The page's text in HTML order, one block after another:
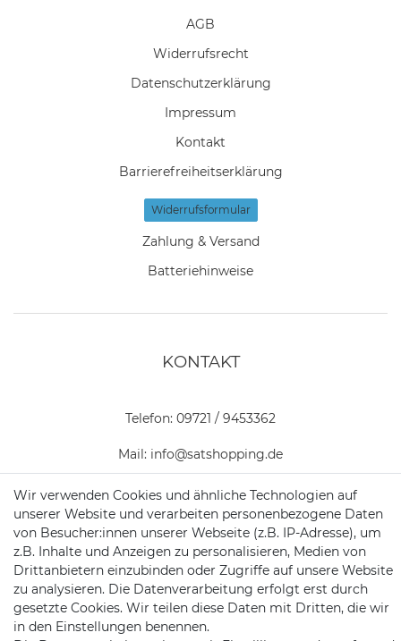
AGB
Widerrufs­recht
Daten­schutz­erklärung
Impressum
Kontakt
Barrierefreiheitserklärung
Widerrufs­formular
Zahlung & Versand
Batteriehinweise
KONTAKT
Telefon: 09721 / 9453362
Mail: info@satshopping.de
Kopenhagenstr. 4
97424 Schweinfurt
Wir verwenden Cookies und ähnliche Technologien auf
unserer Website und verarbeiten personenbezogene Daten
von Besucher:innen unserer Webseite (z.B. IP-Adresse), um
z.B. Inhalte und Anzeigen zu personalisieren, Medien von
Drittanbietern einzubinden oder Zugriffe auf unsere Website
zu analysieren. Die Datenverarbeitung erfolgt erst durch
gesetzte Cookies. Wir teilen diese Daten mit Dritten, die wir
in den Einstellungen benennen.